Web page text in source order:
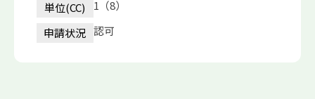
単位(CC)
1（8）
申請状況 認可